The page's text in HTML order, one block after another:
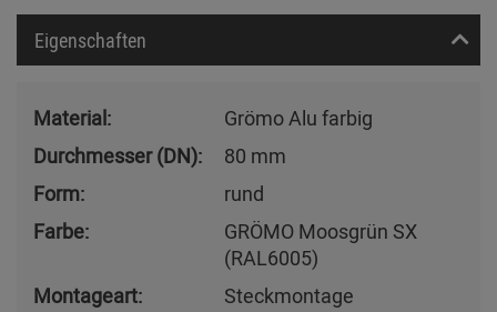
Eigenschaften
Material:
Grömo Alu farbig
Durchmesser (DN):
80 mm
Form:
rund
Farbe:
GRÖMO Moosgrün SX
(RAL6005)
Montageart:
Steckmontage